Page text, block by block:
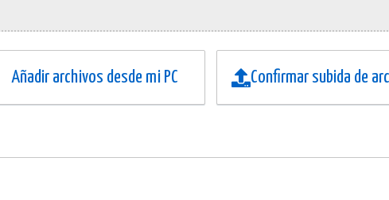
Añadir archivos desde mi PC Confirmar subida de